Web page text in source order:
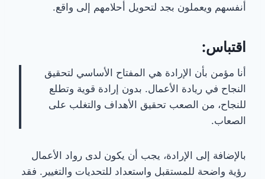
أنفسهم ويعملون بجد لتحويل أحلامهم إلى واقع.
اقتباس:
أنا مؤمن بأن الإرادة هي المفتاح الأساسي لتحقيق
النجاح في ريادة الأعمال. بدون إرادة قوية وتطلع
للنجاح، من الصعب تحقيق الأهداف والتغلب على
الصعاب.
بالإضافة إلى الإرادة، يجب أن يكون لدى رواد الأعمال
رؤية واضحة للمستقبل واستعداد للتحديات والتغيير. فقد